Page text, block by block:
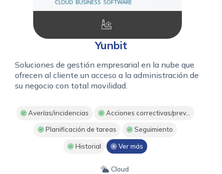
Yunbit
Soluciones de gestión empresarial en la nube que
ofrecen al cliente un acceso a la administración de
su negocio con total movilidad.
Averías/incidencias Acciones correctivas/prev...
Planificación de tareas Seguimiento
Historial Ver más
Cloud